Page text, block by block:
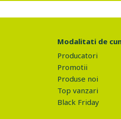
Modalitati de
Producatori
Promotii
Produse noi
Top vanzari
Black Friday